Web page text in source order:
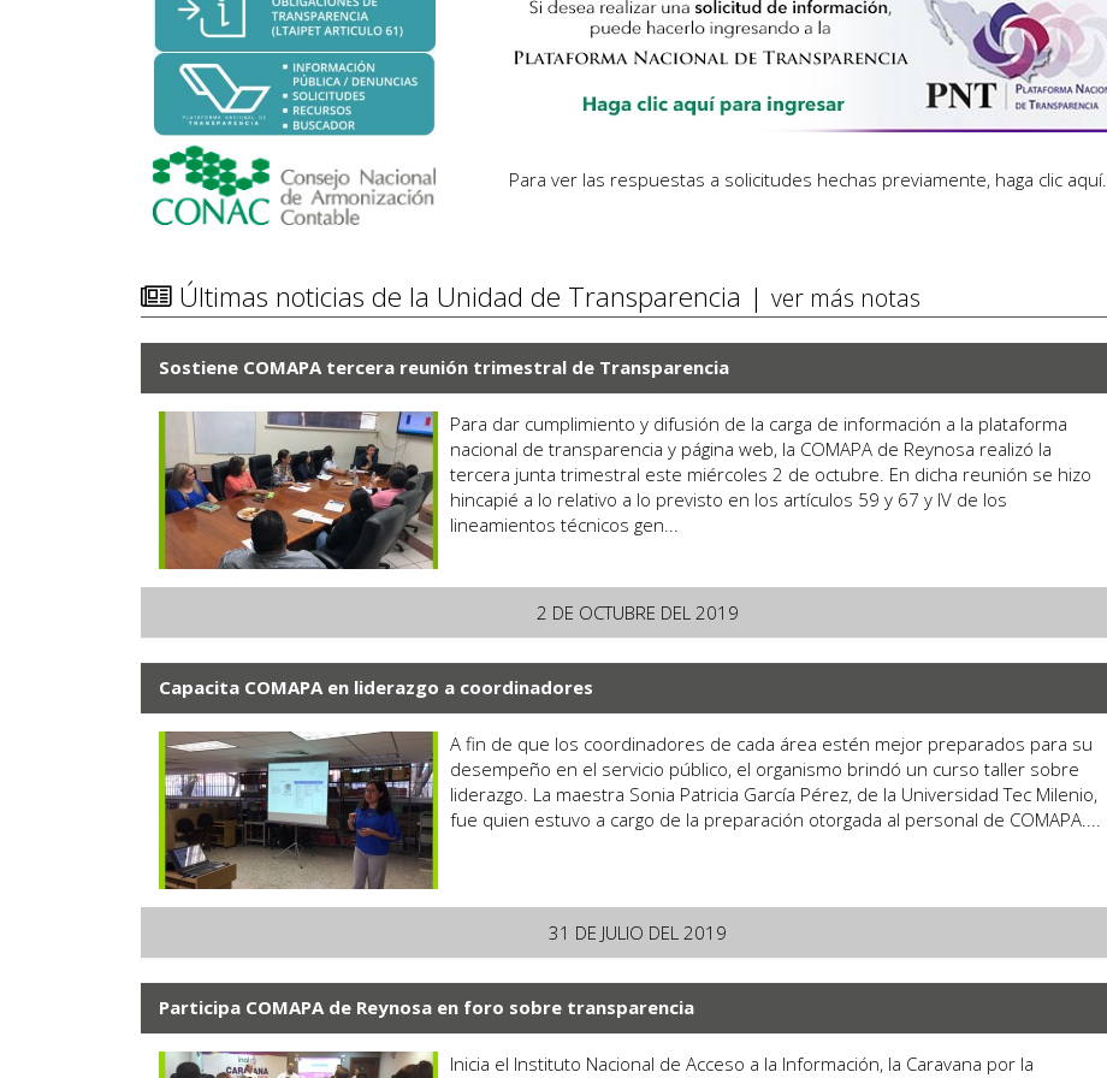
Para ver las respuestas a solicitudes hechas previamente, haga clic aquí.
Últimas noticias de la Unidad de Transparencia | ver más notas
Sostiene COMAPA tercera reunión trimestral de Transparencia
Para dar cumplimiento y difusión de la carga de información a la plataforma
nacional de transparencia y página web, la COMAPA de Reynosa realizó la
tercera junta trimestral este miércoles 2 de octubre. En dicha reunión se hizo
hincapié a lo relativo a lo previsto en los artículos 59 y 67 y IV de los
lineamientos técnicos gen...
2 DE OCTUBRE DEL 2019
Capacita COMAPA en liderazgo a coordinadores
A fin de que los coordinadores de cada área estén mejor preparados para su
desempeño en el servicio público, el organismo brindó un curso taller sobre
liderazgo. La maestra Sonia Patricia García Pérez, de la Universidad Tec Milenio,
fue quien estuvo a cargo de la preparación otorgada al personal de COMAPA....
31 DE JULIO DEL 2019
Participa COMAPA de Reynosa en foro sobre transparencia
Inicia el Instituto Nacional de Acceso a la Información, la Caravana por la